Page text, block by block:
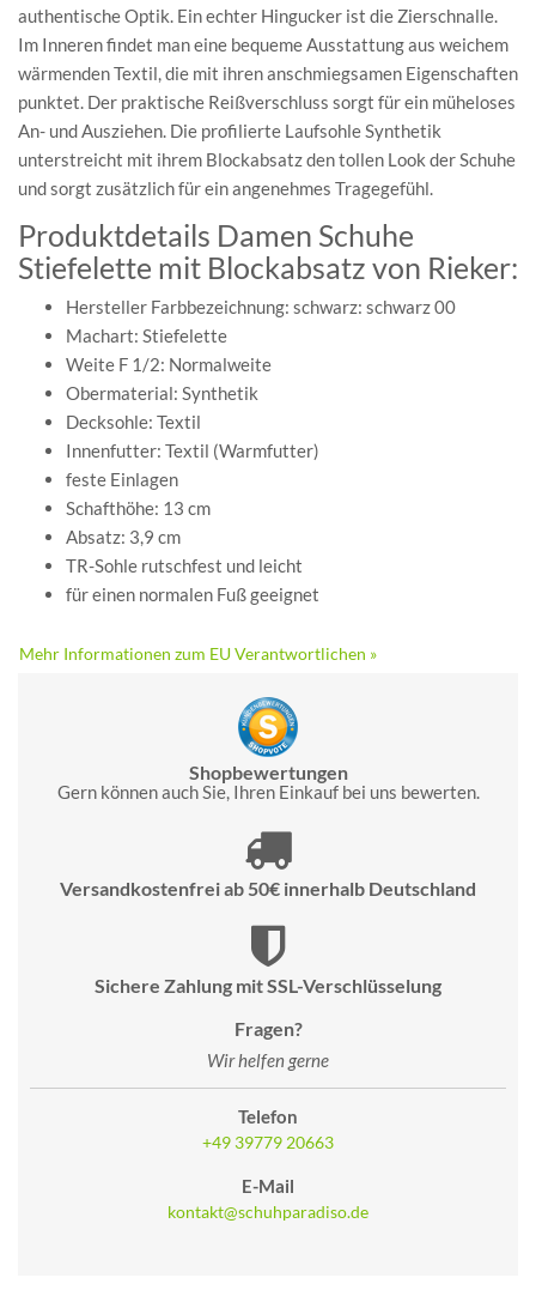
authentische Optik. Ein echter Hingucker ist die Zierschnalle.
Im Inneren findet man eine bequeme Ausstattung aus weichem
wärmenden Textil, die mit ihren anschmiegsamen Eigenschaften
punktet. Der praktische Reißverschluss sorgt für ein müheloses
An- und Ausziehen. Die profilierte Laufsohle Synthetik
unterstreicht mit ihrem Blockabsatz den tollen Look der Schuhe
und sorgt zusätzlich für ein angenehmes Tragegefühl.
Produktdetails Damen Schuhe
Stiefelette mit Blockabsatz von Rieker:
Hersteller Farbbezeichnung: schwarz: schwarz 00
Machart: Stiefelette
Weite F 1/2: Normalweite
Obermaterial: Synthetik
Decksohle: Textil
Innenfutter: Textil (Warmfutter)
feste Einlagen
Schafthöhe: 13 cm
Absatz: 3,9 cm
TR-Sohle rutschfest und leicht
für einen normalen Fuß geeignet
Mehr Informationen zum EU Verantwortlichen »
Shopbewertungen
Gern können auch Sie, Ihren Einkauf bei uns bewerten.
Versandkostenfrei ab 50€ innerhalb Deutschland
Sichere Zahlung mit SSL-Verschlüsselung
Fragen?
Wir helfen gerne
Telefon
+49 39779 20663
E-Mail
kontakt@schuhparadiso.de